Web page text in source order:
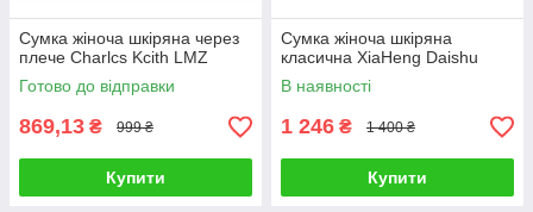
Сумка жіноча шкіряна через
плече Charlcs Kcith LMZ
Готово до відправки
869,13 ₴ 999 ₴
Купити
Сумка жіноча шкіряна
класична XiaHeng Daishu
В наявності
1 246 ₴ 1 400 ₴
Купити